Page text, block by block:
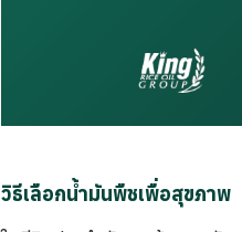
วิธีเลือกน้ำมันพืชเพื่อสุขภาพ